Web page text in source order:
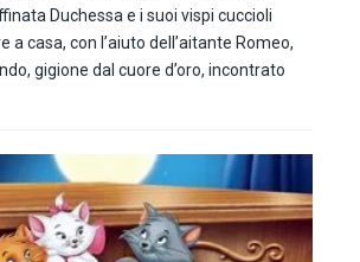
Duchessa e i suoi vispi cuccioli
a casa, con l’aiuto dell’aitante Romeo,
gigione dal cuore d’oro, incontrato